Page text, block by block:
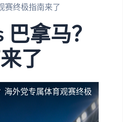
赛终极指南来了
拿马？
了
海外党专属体育观赛终极